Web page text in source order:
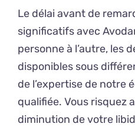
Le délai avant de
significatifs avec
personne à l’autre, les
disponibles sous
de l’expertise de notre
qualifiée. Vous risquez
diminution de votre